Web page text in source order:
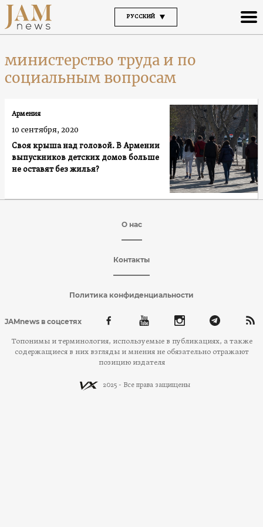
РУССКИЙ
министерство труда и по
социальным вопросам
Своя крыша над головой. В Армении
выпускников детских домов больше
не оставят без жилья?
Армения
10 сентября, 2020
О нас
Контакты
Политика конфиденциальности
JAMnews в соцсетях
Топонимы и терминология, используемые в публикациях, а также
содержащиеся в них взгляды и мнения не обязательно отражают
позицию издателя
2025 - Все права защищены